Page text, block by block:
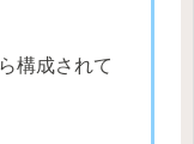
構成されて